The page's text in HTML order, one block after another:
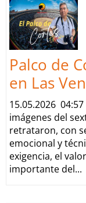
Palco de
en Las
15.05.2026
imágenes del
retrataron, con
emocional y
exigencia, el
importante del...